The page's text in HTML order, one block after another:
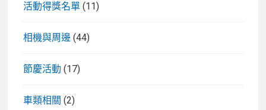
活動得獎名單 (11)
相機與周邊 (44)
節慶活動 (17)
車類相關 (2)